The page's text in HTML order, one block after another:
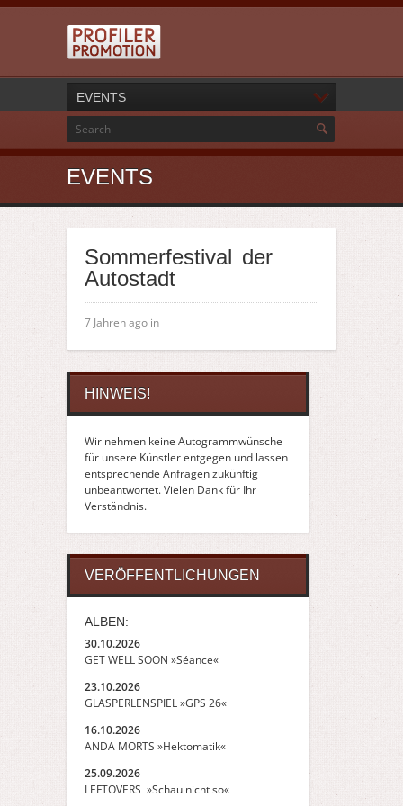
EVENTS
EVENTS
Sommerfestival der
Autostadt
7 Jahren ago in
HINWEIS!
Wir nehmen keine Autogrammwünsche
für unsere Künstler entgegen und lassen
entsprechende Anfragen zukünftig
unbeantwortet. Vielen Dank für Ihr
Verständnis.
VERÖFFENTLICHUNGEN
ALBEN:
30.10.2026
GET WELL SOON »Séance«
23.10.2026
GLASPERLENSPIEL »GPS 26«
16.10.2026
ANDA MORTS »Hektomatik«
25.09.2026
LEFTOVERS »Schau nicht so«